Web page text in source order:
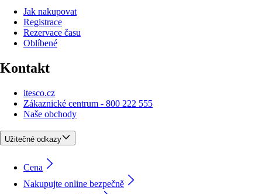
Jak nakupovat
Registrace
Rezervace času
Oblíbené
Kontakt
itesco.cz
Zákaznické centrum - 800 222 555
Naše obchody
Užitečné odkazy
Cena
Nakupujte online bezpečně